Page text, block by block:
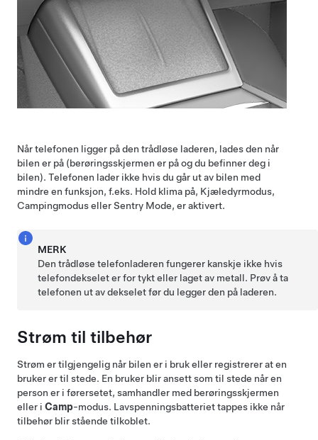
Når telefonen ligger på den trådløse laderen, lades den når
bilen er på (berøringsskjermen er på og du befinner deg i
bilen). Telefonen lader ikke hvis du går ut av bilen med
mindre en funksjon, f.eks. Hold klima på, Kjæledyrmodus,
Campingmodus eller Sentry Mode, er aktivert.
MERK
Den trådløse telefonladeren fungerer kanskje ikke hvis
telefondekselet er for tykt eller laget av metall. Prøv å ta
telefonen ut av dekselet før du legger den på laderen.
Strøm til tilbehør
Strøm er tilgjengelig når bilen er i bruk eller registrerer at en
bruker er til stede. En bruker blir ansett som til stede når en
person er i førersetet, samhandler med berøringsskjermen
eller i Camp-modus. Lavspenningsbatteriet tappes ikke når
tilbehør blir stående tilkoblet.